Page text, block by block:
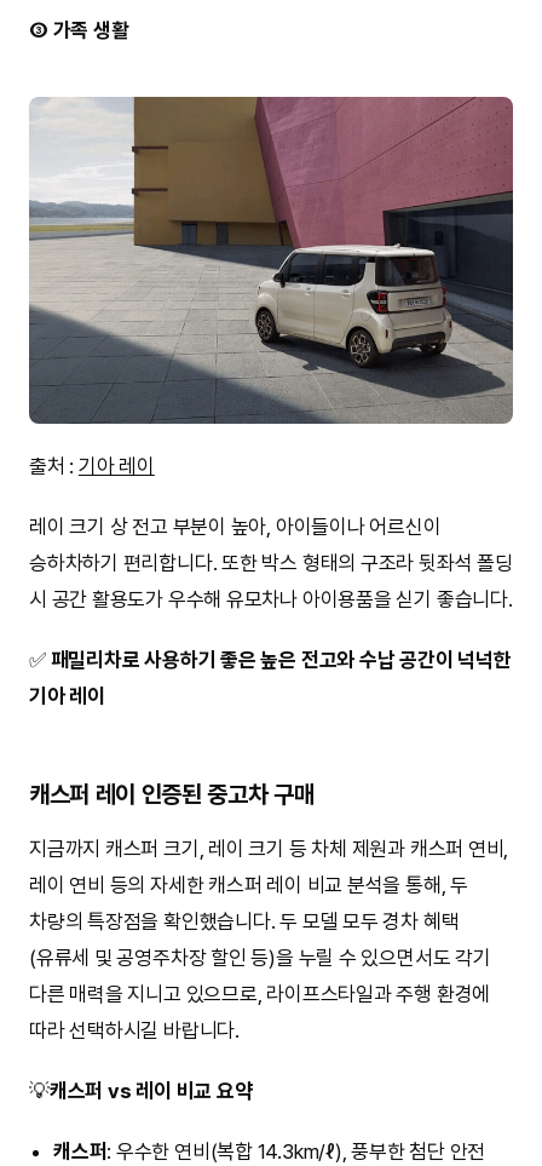
③ 가족 생활
출처 : 기아 레이
레이 크기 상 전고 부분이 높아, 아이들이나 어르신이
승하차하기 편리합니다. 또한 박스 형태의 구조라 뒷좌석 폴딩
시 공간 활용도가 우수해 유모차나 아이용품을 싣기 좋습니다.
✅ 패밀리차로 사용하기 좋은 높은 전고와 수납 공간이 넉넉한
기아 레이
캐스퍼 레이 인증된 중고차 구매
지금까지 캐스퍼 크기, 레이 크기 등 차체 제원과 캐스퍼 연비,
레이 연비 등의 자세한 캐스퍼 레이 비교 분석을 통해, 두
차량의 특장점을 확인했습니다. 두 모델 모두 경차 혜택
(유류세 및 공영주차장 할인 등)을 누릴 수 있으면서도 각기
다른 매력을 지니고 있으므로, 라이프스타일과 주행 환경에
따라 선택하시길 바랍니다.
💡캐스퍼 vs 레이 비교 요약
캐스퍼 : 우수한 연비(복합 14.3km/ℓ), 풍부한 첨단 안전